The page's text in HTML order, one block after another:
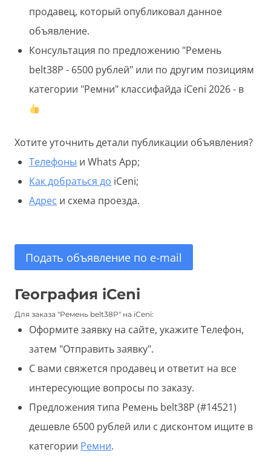
продавец, который опубликовал данное
объявление.
Консультация по предложению "Ремень
belt38P - 6500 рублей" или по другим позициям
категории "Ремни" классифайда iCeni 2026 - в
Хотите уточнить детали публикации объявления?
Телефоны и Whats App;
Как добраться до iCeni;
Адрес и схема проезда.
Подать объявление по e-mail
География iCeni
Для заказа "Ремень belt38P" на iCeni:
Оформите заявку на сайте, укажите Телефон,
затем "Отправить заявку".
С вами свяжется продавец и ответит на все
интересующие вопросы по заказу.
Предложения типа Ремень belt38P (#14521)
дешевле 6500 рублей или с дисконтом ищите в
категории Ремни.